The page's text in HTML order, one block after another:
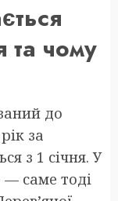
та чому
до
за
з 1 січня. У
— саме тоді